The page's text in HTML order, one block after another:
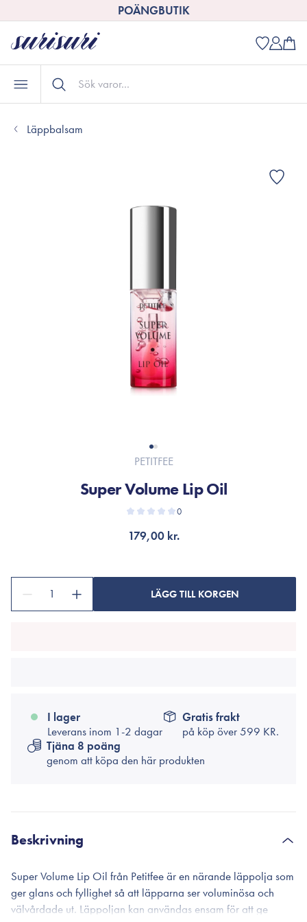
POÄNGBUTIK
Läppbalsam
PETITFEE
Super Volume Lip Oil
0
179,00 kr.
1 LÄGG TILL KORGEN
I lager
Leverans inom 1-2 dagar
Gratis frakt
på köp över599 KR.
Tjäna 8 poäng
genom att köpa den här produkten
Beskrivning
Super Volume Lip Oil från Petitfee är en närande läppolja som
ger glans och fyllighet så att läpparna ser voluminösa och
välvårdade ut. Läppoljan kan användas ensam för att ge